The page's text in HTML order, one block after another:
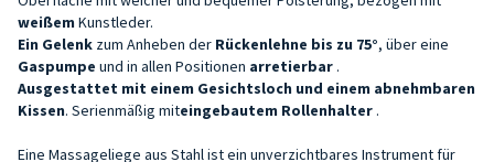
weißem Kunstleder.
Ein Gelenk zum Anheben der Rückenlehne bis zu 75°, über eine
Gaspumpe und in allen Positionen arretierbar .
Ausgestattet mit einem Gesichtsloch und einem abnehmbaren
Kissen. Serienmäßig miteingebautem Rollenhalter .
Eine Massageliege aus Stahl ist ein unverzichtbares Instrument für